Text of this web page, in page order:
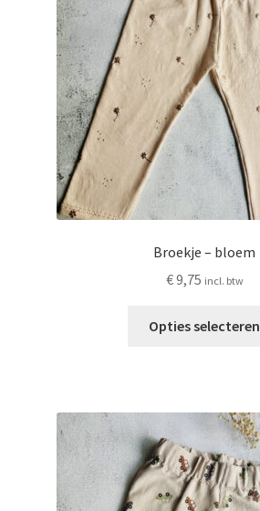
Broekje – bloem
€9,75 incl. btw
Opties selecteren